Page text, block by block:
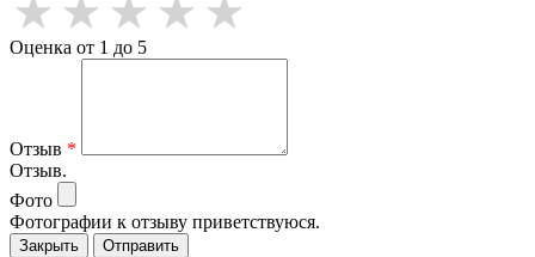
Оценка от 1 до 5
Отзыв *
Отзыв.
Фото
Фотографии к отзыву приветствуюся.
Закрыть Отправить